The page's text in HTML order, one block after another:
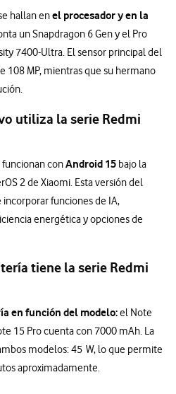
hallan enel procesador y en la
un Snapdragon 6 Gen y el Pro
7400-Ultra. El sensor principal del
108 MP, mientras que su hermano
utiliza la serie Redmi
conAndroid 15 bajo la
2 de Xiaomi. Esta versión del
funciones de IA,
energética y opciones de
tiene la serie Redmi
en función del modelo:el Note
15 Pro cuenta con 7000 mAh. La
modelos: 45 W, lo que permite
aproximadamente.